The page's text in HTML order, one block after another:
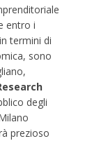
entro i
termini di
sono
degli
prezioso